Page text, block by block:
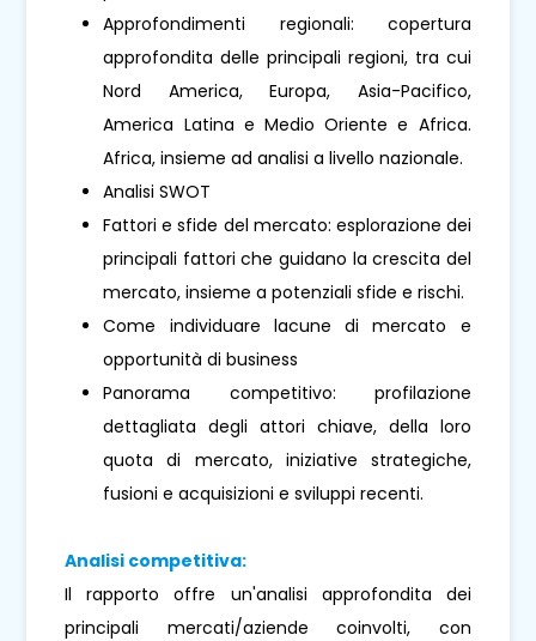
Approfondimenti regionali: copertura
approfondita delle principali regioni, tra cui
Nord America, Europa, Asia-Pacifico,
America Latina e Medio Oriente e Africa.
Africa, insieme ad analisi a livello nazionale.
Analisi SWOT
Fattori e sfide del mercato: esplorazione dei
principali fattori che guidano la crescita del
mercato, insieme a potenziali sfide e rischi.
Come individuare lacune di mercato e
opportunità di business
Panorama competitivo: profilazione
dettagliata degli attori chiave, della loro
quota di mercato, iniziative strategiche,
fusioni e acquisizioni e sviluppi recenti.
Analisi competitiva:
Il rapporto offre un'analisi approfondita dei
principali mercati/aziende coinvolti, con